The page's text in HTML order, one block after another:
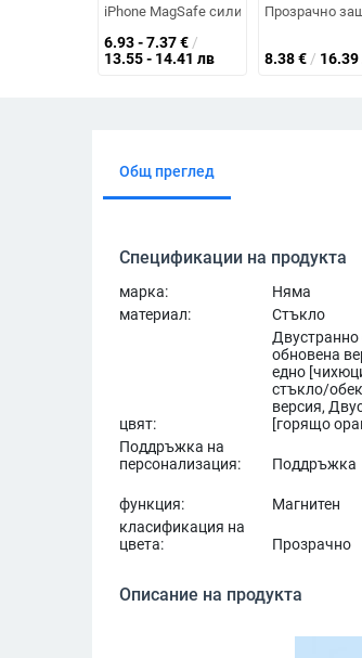
iPhone MagSafe силиконов калъф,
6.93 - 7.37€ /
13.55 - 14.41 лв
Прозрачно
8.38€ / 16.39
Общ преглед
Спецификации на продукта
марка: Няма
материал:
Стъкло
цвят:
Двустранно
обновена
едно
стъкло/
версия,
[горящо
Поддръжка на
персонализация:
Поддръжка
функция: Магнитен
класификация на
цвета:
Прозрачно
Описание на продукта